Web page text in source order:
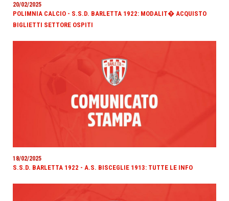
20/02/2025
POLIMNIA CALCIO - S.S.D. BARLETTA 1922: MODALIT� ACQUISTO
BIGLIETTI SETTORE OSPITI
18/02/2025
S.S.D. BARLETTA 1922 - A.S. BISCEGLIE 1913: TUTTE LE INFO